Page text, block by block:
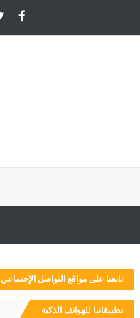
تابعنا على مواقع التواصل الإجتماعي
تطبيقاتنا للهواتف الذكية